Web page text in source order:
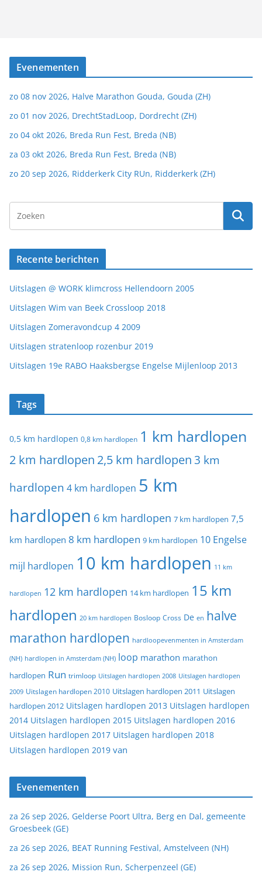
Evenementen
zo 08 nov 2026, Halve Marathon Gouda, Gouda (ZH)
zo 01 nov 2026, DrechtStadLoop, Dordrecht (ZH)
zo 04 okt 2026, Breda Run Fest, Breda (NB)
za 03 okt 2026, Breda Run Fest, Breda (NB)
zo 20 sep 2026, Ridderkerk City RUn, Ridderkerk (ZH)
Recente berichten
Uitslagen @ WORK klimcross Hellendoorn 2005
Uitslagen Wim van Beek Crossloop 2018
Uitslagen Zomeravondcup 4 2009
Uitslagen stratenloop rozenbur 2019
Uitslagen 19e RABO Haaksbergse Engelse Mijlenloop 2013
Tags
0,5 km hardlopen 0,8 km hardlopen 1 km hardlopen
2 km hardlopen 2,5 km hardlopen 3 km
hardlopen 4 km hardlopen 5 km
hardlopen 6 km hardlopen 7 km hardlopen 7,5
km hardlopen 8 km hardlopen 9 km hardlopen 10 Engelse
mijl hardlopen 10 km hardlopen 11 km
hardlopen 12 km hardlopen 14 km hardlopen 15 km
hardlopen 20 km hardlopen Bosloop Cross De en halve
marathon hardlopen hardloopevenmenten in Amsterdam
(NH) hardlopen in Amsterdam (NH) loop marathon marathon
hardlopen Run trimloop Uitslagen hardlopen 2008 Uitslagen hardlopen
2009 Uitslagen hardlopen 2010 Uitslagen hardlopen 2011 Uitslagen
hardlopen 2012 Uitslagen hardlopen 2013 Uitslagen hardlopen
2014 Uitslagen hardlopen 2015 Uitslagen hardlopen 2016
Uitslagen hardlopen 2017 Uitslagen hardlopen 2018
Uitslagen hardlopen 2019 van
Evenementen
za 26 sep 2026, Gelderse Poort Ultra, Berg en Dal, gemeente
Groesbeek (GE)
za 26 sep 2026, BEAT Running Festival, Amstelveen (NH)
za 26 sep 2026, Mission Run, Scherpenzeel (GE)